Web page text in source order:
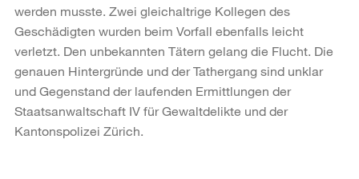
werden musste. Zwei gleichaltrige Kollegen des
Geschädigten wurden beim Vorfall ebenfalls leicht
verletzt. Den unbekannten Tätern gelang die Flucht. Die
genauen Hintergründe und der Tathergang sind unklar
und Gegenstand der laufenden Ermittlungen der
Staatsanwaltschaft IV für Gewaltdelikte und der
Kantonspolizei Zürich.